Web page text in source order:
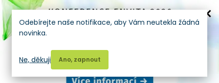
Odebírejte naše notifikace, aby Vám neutekla žádná
novinka.
Ano, zapnout
Ne, děkuji